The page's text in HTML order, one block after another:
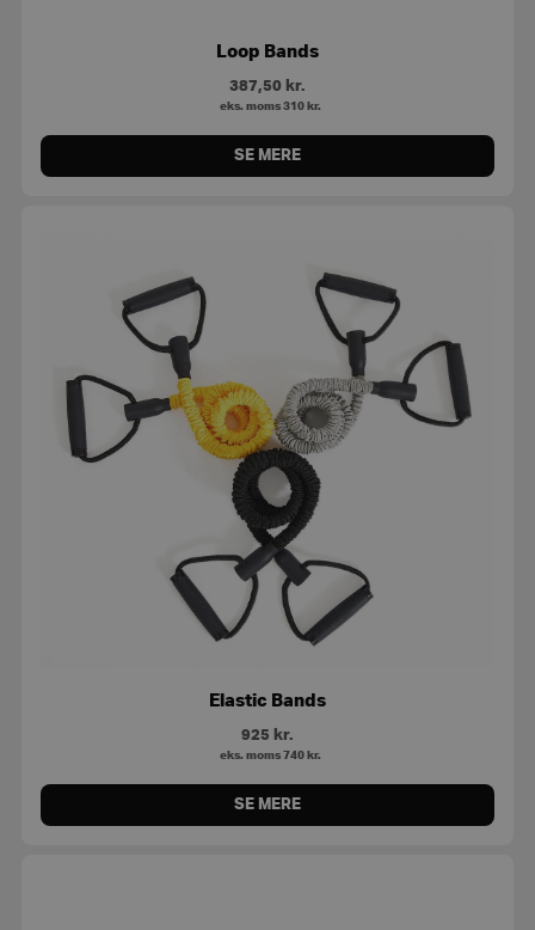
Loop Bands
387,50 kr.
eks. moms 310 kr.
SE MERE
Elastic Bands
925 kr.
eks. moms 740 kr.
SE MERE